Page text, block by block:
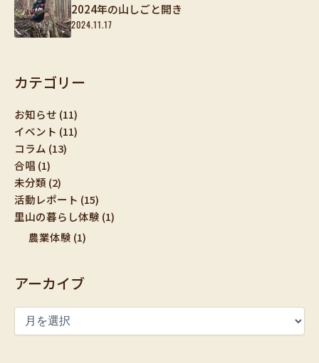
2024年の山しごと開き
2024.11.17
カテゴリー
お知らせ (11)
イベント (11)
コラム (13)
合唱 (1)
未分類 (2)
活動レポート (15)
里山の暮らし体験 (1)
農業体験 (1)
アーカイブ